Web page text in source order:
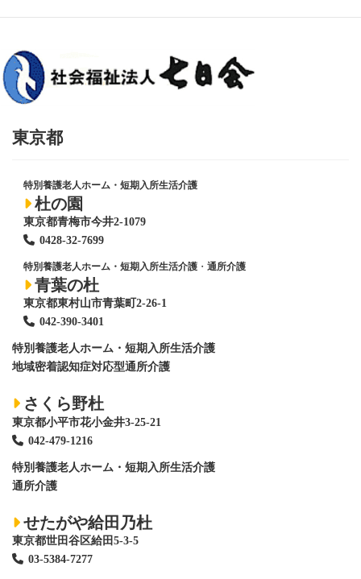
東京都
特別養護老人ホーム・短期入所生活介護
杜の園
東京都青梅市今井2-1079
0428-32-7699
特別養護老人ホーム・短期入所生活介護 ・ 通所介護
青葉の杜
東京都東村山市青葉町2-26-1
042-390-3401
特別養護老人ホーム ・短期入所生活介護
地域密着認知症対応型通所介護
さくら野杜
東京都小平市花小金井3-25-21
042-479-1216
特別養護老人ホーム ・短期入所生活介護
通所介護
せたがや給田乃杜
東京都世田谷区給田5-3-5
03-5384-7277